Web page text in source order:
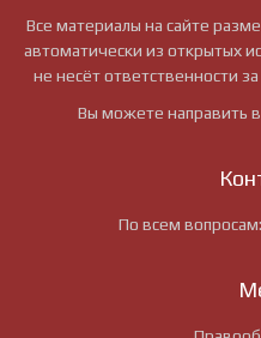
Все материалы на сайте
автоматически из открытых
не несёт ответственности
Вы можете направить
По всем вопросам: